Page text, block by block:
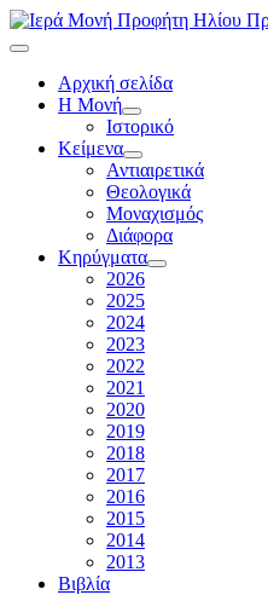
Αρχική σελίδα
Η Μονή
Ιστορικό
Κείμενα
Αντιαιρετικά
Θεολογικά
Μοναχισμός
Διάφορα
Κηρύγματα
2026
2025
2024
2023
2022
2021
2020
2019
2018
2017
2016
2015
2014
2013
Βιβλία